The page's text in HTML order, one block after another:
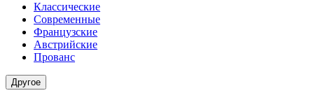
Классические
Современные
Французские
Австрийские
Прованс
Другое